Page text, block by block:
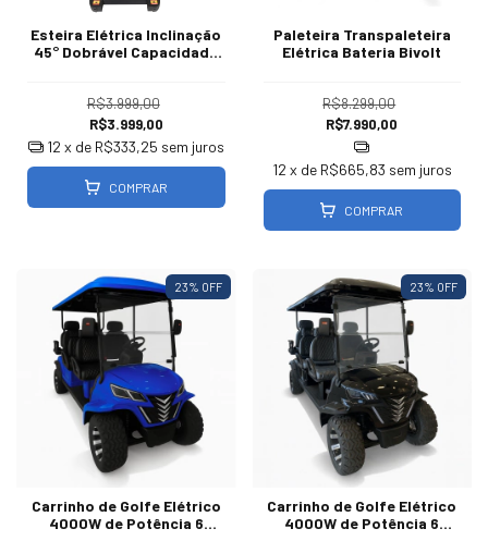
Esteira Elétrica Inclinação
45° Dobrável Capacidade
R$3.999,00
R$3.999,00
12 x de R$333,25 sem juros
COMPRAR
Paleteira Transpaleteira
Elétrica Bateria Bivolt
R$8.299,00
R$7.990,00
12 x de R$665,83 sem juros
COMPRAR
23% OFF
Carrinho de Golfe Elétrico
4000W de Potência 6
23% OFF
Carrinho de Golfe Elétrico
4000W de Potência 6